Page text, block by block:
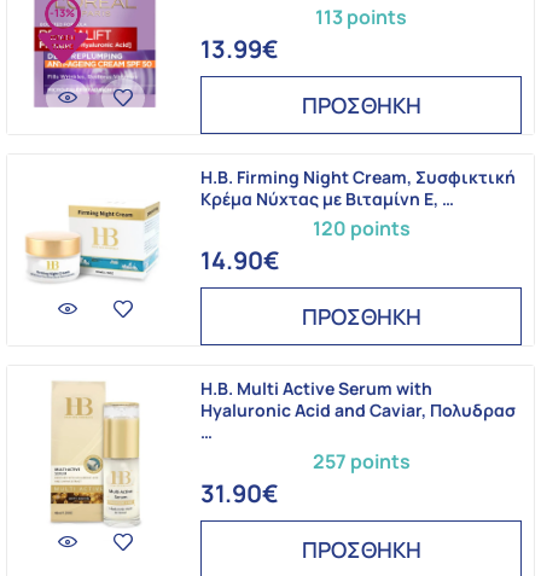
-13% 113 points
13.99€
ΠΡΟΣΘΗΚΗ
120 points
H.B. Firming Night Cream, Συσφικτική
Κρέμα Νύχτας με Βιταμίνη Ε, …
14.90€
ΠΡΟΣΘΗΚΗ
257 points
H.B. Multi Active Serum with
Hyaluronic Acid and Caviar, Πολυδρασ
…
31.90€
ΠΡΟΣΘΗΚΗ